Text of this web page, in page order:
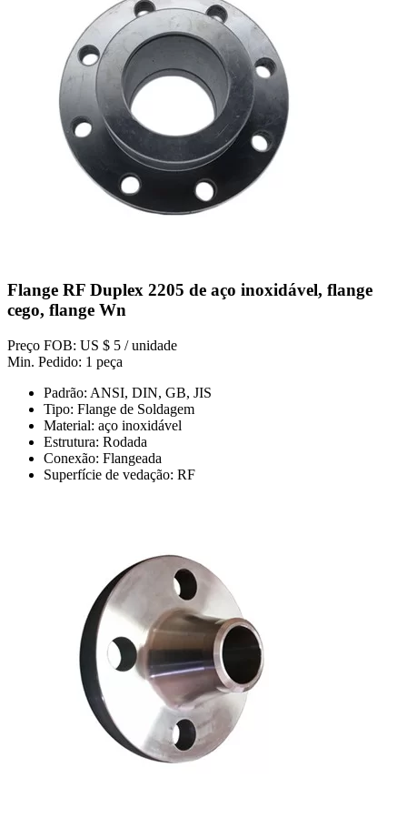
Flange RF Duplex 2205 de aço inoxidável, flange
cego, flange Wn
Preço FOB: US $ 5 / unidade
Min. Pedido: 1 peça
Padrão: ANSI, DIN, GB, JIS
Tipo: Flange de Soldagem
Material: aço inoxidável
Estrutura: Rodada
Conexão: Flangeada
Superfície de vedação: RF